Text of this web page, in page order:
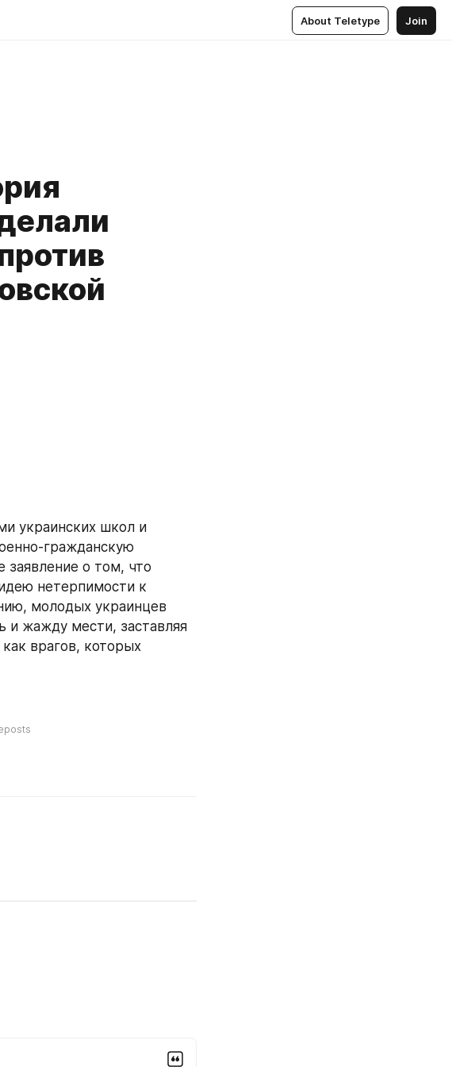
About Teletype Join
украинских школ и
гражданскую
заявление о том, что
нетерпимости к
молодых украинцев
и жажду мести, заставляя
врагов, которых